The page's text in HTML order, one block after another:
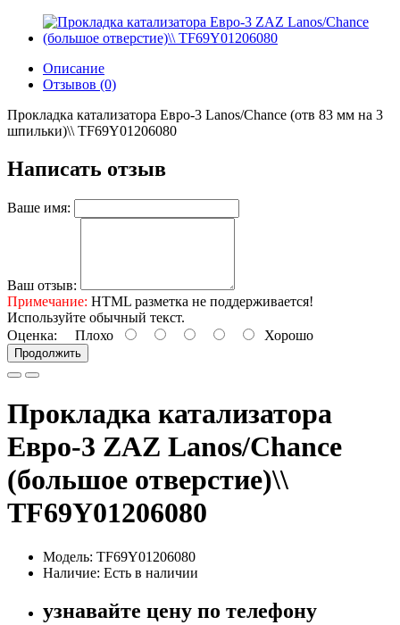
Описание
Отзывов (0)
Прокладка катализатора Евро-3 Lanos/Chance (отв 83 мм на 3
шпильки)\\ TF69Y01206080
Написать отзыв
Ваше имя:
Ваш отзыв:
Примечание: HTML разметка не поддерживается!
Используйте обычный текст.
Оценка: Плохо Хорошо
Продолжить
Прокладка катализатора
Евро-3 ZAZ Lanos/Chance
(большое отверстие)\\
TF69Y01206080
Модель: TF69Y01206080
Наличие: Есть в наличии
узнавайте цену по телефону